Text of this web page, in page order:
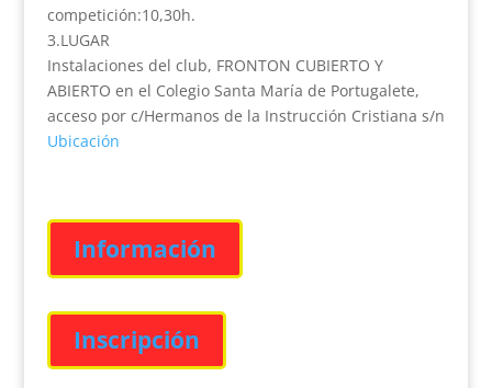
competición:10,30h.
3.LUGAR
Instalaciones del club, FRONTON CUBIERTO Y
ABIERTO en el Colegio Santa María de Portugalete,
acceso por c/Hermanos de la Instrucción Cristiana s/n
Ubicación
Información
Inscripción